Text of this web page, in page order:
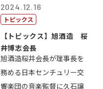
2024.12.16
トピックス
【トピックス】旭酒造 桜
井博志会長
旭酒造桜井会長が理事長を
務める日本センチュリー交
響楽団の音楽監督に久石譲